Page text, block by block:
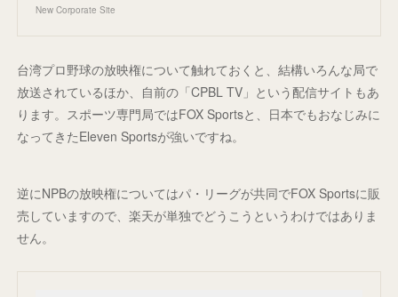
New Corporate Site
台湾プロ野球の放映権について触れておくと、結構いろんな局で
放送されているほか、自前の「CPBL TV」という配信サイトもあ
ります。スポーツ専門局ではFOX Sportsと、日本でもおなじみに
なってきたEleven Sportsが強いですね。
逆にNPBの放映権についてはパ・リーグが共同でFOX Sportsに販
売していますので、楽天が単独でどうこうというわけではありま
せん。